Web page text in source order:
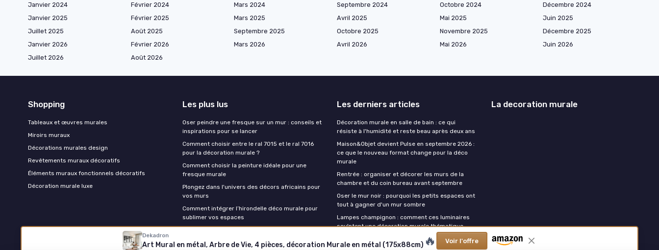
Dekadron
Art Mural en métal, Arbre de Vie, 4 pièces, décoration Murale en métal (175x88cm) 🔥 Voir l'offre
Janvier 2024 Février 2024 Mars 2024 Septembre 2024 Octobre 2024
Décembre 2024
Janvier 2025
Février 2025 Mars 2025 Avril 2025 Mai 2025
Juin 2025
Juillet 2025
Août 2025 Septembre 2025 Octobre 2025 Novembre 2025
Décembre 2025
Janvier 2026
Février 2026 Mars 2026 Avril 2026 Mai 2026
Juin 2026
Juillet 2026
Août 2026
Shopping
Tableaux et œuvres murales
Miroirs muraux
Décorations murales design
Revêtements muraux décoratifs
Éléments muraux fonctionnels décoratifs
Décoration murale luxe
Les plus lus
Oser peindre une fresque sur un mur : conseils et
inspirations pour se lancer
Comment choisir entre le ral 7015 et le ral 7016
pour la décoration murale ?
Comment choisir la peinture idéale pour une
fresque murale
Plongez dans l'univers des décors africains pour
vos murs
Comment intégrer l’hirondelle déco murale pour
sublimer vos espaces
Les derniers articles
Décoration murale en salle de bain : ce qui
résiste à l'humidité et reste beau après deux ans
Maison&Objet devient Pulse en septembre 2026 :
ce que le nouveau format change pour la déco
murale
Rentrée : organiser et décorer les murs de la
chambre et du coin bureau avant septembre
Oser le mur noir : pourquoi les petits espaces ont
tout à gagner d'un mur sombre
Lampes champignon : comment ces luminaires
sculptent une décoration murale thématique
La decoration murale